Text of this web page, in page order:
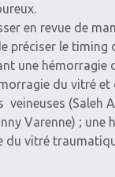
en revue de
préciser le timing
une hémorragie
du vitré et
(Saleh
Varenne) ; une
vitré